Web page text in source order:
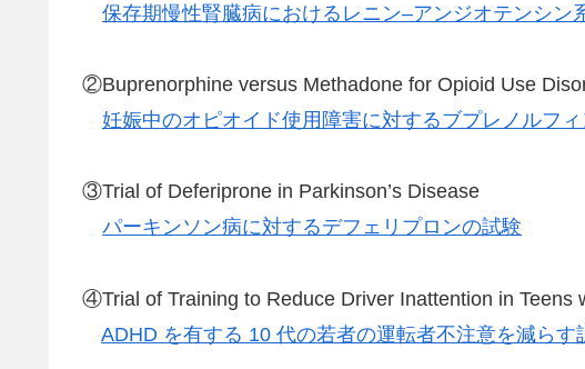
保存期慢性腎臓病におけるレニン–アンジオテンシン
②Buprenorphine versus Methadone for Opioid Use
妊娠中のオピオイド使用障害に対するブプレノルフ
③Trial of Deferiprone in Parkinson’s Disease
パーキンソン病に対するデフェリプロンの試験
④Trial of Training to Reduce Driver Inattention in Teens
ADHD を有する 10 代の若者の運転者不注意を減らす